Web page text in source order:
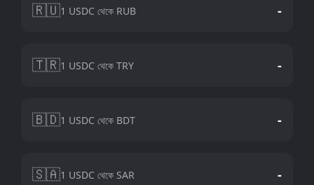
🇷🇺1 USDC থেকে RUB -
🇹🇷1 USDC থেকে TRY -
🇧🇩1 USDC থেকে BDT -
🇸🇦1 USDC থেকে SAR -